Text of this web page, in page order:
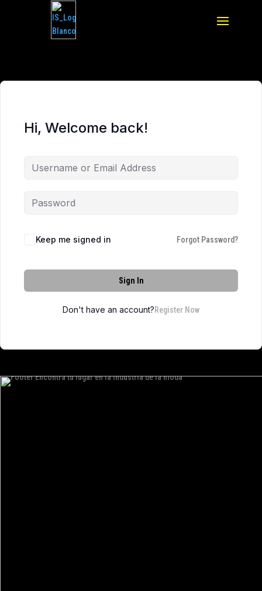
Hi, Welcome back!
Keep me signed in Forgot Password?
Sign In
Don't have an account?Register Now